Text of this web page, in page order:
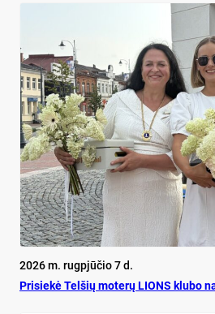
2026 m. rugpjūčio 7 d.
Pri­siekė Tel­šių mo­terų LIONS klu­bo